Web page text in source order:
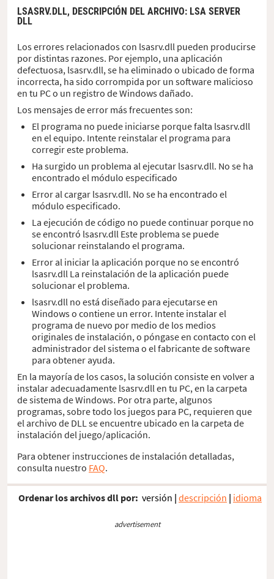
LSASRV.DLL, DESCRIPCIÓN DEL ARCHIVO: LSA SERVER
DLL
Los errores relacionados con lsasrv.dll pueden producirse
por distintas razones. Por ejemplo, una aplicación
defectuosa, lsasrv.dll, se ha eliminado o ubicado de forma
incorrecta, ha sido corrompida por un software malicioso
en tu PC o un registro de Windows dañado.
Los mensajes de error más frecuentes son:
El programa no puede iniciarse porque falta lsasrv.dll
en el equipo. Intente reinstalar el programa para
corregir este problema.
Ha surgido un problema al ejecutar lsasrv.dll. No se ha
encontrado el módulo especificado
Error al cargar lsasrv.dll. No se ha encontrado el
módulo especificado.
La ejecución de código no puede continuar porque no
se encontró lsasrv.dll Este problema se puede
solucionar reinstalando el programa.
Error al iniciar la aplicación porque no se encontró
lsasrv.dll La reinstalación de la aplicación puede
solucionar el problema.
lsasrv.dll no está diseñado para ejecutarse en
Windows o contiene un error. Intente instalar el
programa de nuevo por medio de los medios
originales de instalación, o póngase en contacto con el
administrador del sistema o el fabricante de software
para obtener ayuda.
En la mayoría de los casos, la solución consiste en volver a
instalar adecuadamente lsasrv.dll en tu PC, en la carpeta
de sistema de Windows. Por otra parte, algunos
programas, sobre todo los juegos para PC, requieren que
el archivo de DLL se encuentre ubicado en la carpeta de
instalación del juego/aplicación.
Para obtener instrucciones de instalación detalladas,
consulta nuestro FAQ.
Ordenar los archivos dll por: versión | descripción | idioma
advertisement